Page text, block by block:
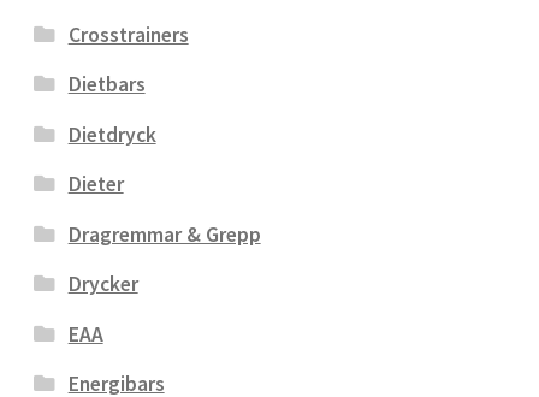
Crosstrainers
Dietbars
Dietdryck
Dieter
Dragremmar & Grepp
Drycker
EAA
Energibars